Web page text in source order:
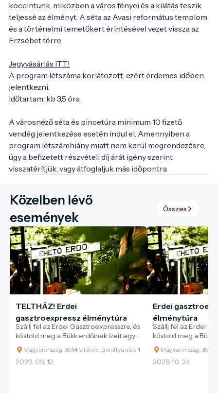
koccintunk, miközben a város fényei és a kilátás teszik
teljessé az élményt. A séta az Avasi református templom
és a történelmi temetőkert érintésével vezet vissza az
Erzsébet térre.
Jegyvásárlás ITT!
A program létszáma korlátozott, ezért érdemes időben
jelentkezni.
Időtartam: kb 3,5 óra
A városnéző séta és pincetúra minimum 10 fizető
vendég jelentkezése esetén indul el. Amennyiben a
program létszámhiány miatt nem kerül megrendezésre,
úgy a befizetett részvételi díj árát igény szerint
visszatérítjük, vagy átfoglaljuk más időpontra.
Közelben lévő
események
Összes
TELTHÁZ! Erdei
gasztroexpressz élménytúra
Szállj fel az Erdei Gasztroexpresszre, és
kóstold meg a Bükk erdőinek ízeit egy
különleges vonatos kaland során!
Magyarország, 3534 Miskolc, Dorottya utca 1
2026. 09. 12.
Erdei
élménytúra
Szállj fel az Erdei
kóstold meg a Bükk
különleges vonatos
Magyarország, 3534
2026. 10. 24.